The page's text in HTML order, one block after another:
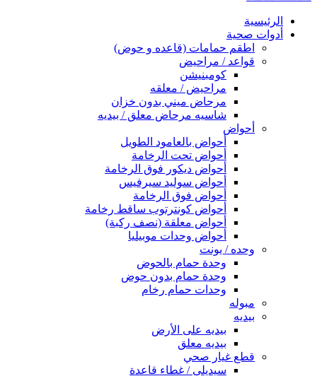
الرئيسية
أدوات صحية
اطقم حمامات (قاعده و حوض)
قواعد / مراحيض
كومبنيشن
مراحيض / معلقه
مرحاض ميني بدون خزان
شاسيه مرحاض معلق / بيديه
أحواض
أحواض بالعامود الطويل
أحواض تحت الرخامة
أحواض ديكور فوق الرخامة
أحواض سوليد سيرفيس
أحواض فوق الرخامة
أحواض كونترتوب ساقط رخامة
أحواض معلقة (نصف ركبة)
أحواض وحدات موبيليا
وحده / يونت
وحدة حمام بالحوض
وحدة حمام بدون حوض
وحدات حمام رخام
مبوله
بيديه
بيديه على الأرض
بيديه معلق
قطع غيار صحي
سيديلى / غطاء قاعدة